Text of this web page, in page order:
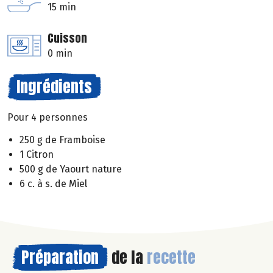
15 min
Cuisson
0 min
Ingrédients
Pour 4 personnes
250 g de Framboise
1 Citron
500 g de Yaourt nature
6 c. à s. de Miel
Préparation de la recette